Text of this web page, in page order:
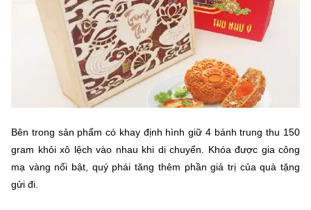
Bên trong sản phẩm có khay định hình giữ 4 bánh trung thu 150
gram khỏi xô lệch vào nhau khi di chuyển. Khóa được gia công
mạ vàng nổi bật, quý phái tăng thêm phần giá trị của quà tặng
gửi đi.